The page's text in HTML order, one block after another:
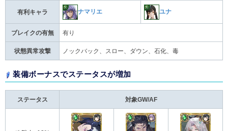
有利キャラ ナマリエ ユナ
ブレイクの有無 有り
状態異常攻撃 ノックバック、スロー、ダウン、石化、毒
装備ボーナスでステータスが増加
ステータス 対象GW/AF